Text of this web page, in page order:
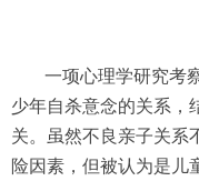
一项心理学研究考
少年自杀意念的关系，
关。虽然不良亲子关系
险因素，但被认为是儿